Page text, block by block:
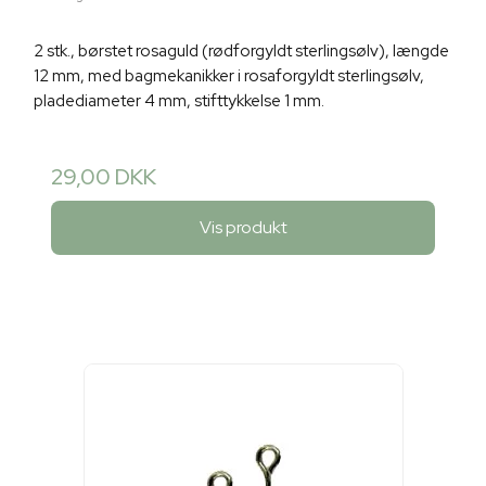
2 stk., børstet rosaguld (rødforgyldt sterlingsølv), længde
12 mm, med bagmekanikker i rosaforgyldt sterlingsølv,
pladediameter 4 mm, stifttykkelse 1 mm.
29,00 DKK
Vis produkt